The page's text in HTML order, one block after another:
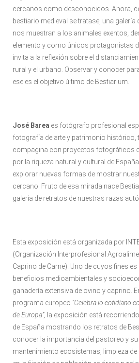
cercanos como desconocidos. Ahora,
bestiario medieval se tratase, una
nos muestran a los animales exentos,
elemento y como únicos protagonistas
invita a la reflexión sobre el
rural y el urbano. Observar y conocer
ese es el objetivo último de Bestiarium.
José Barea es fotógrafo profesional
fotografía de arte y patrimonio histórico,
compagina con proyectos fotográficos
por la riqueza natural y cultural de
explorar nuevas formas de mostrar
cercano. Fruto de esa mirada nace
galería de retratos de nuestras razas
Esta exposición está organizada por
(Organización Interprofesional
Caprino de Carne). Uno de cuyos fines
beneficios medioambientales y
ganadería extensiva de ovino y caprino.
programa europeo “Celebra lo cotidiano
de Europa”, la exposición está
de España mostrando los retratos de
conocer la importancia del pastoreo y su
mantenimiento ecosistemas, limpieza